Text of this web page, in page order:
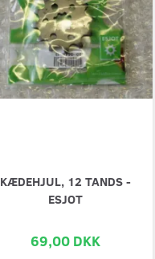
KÆDEHJUL, 12 TANDS -
ESJOT
69,00 DKK